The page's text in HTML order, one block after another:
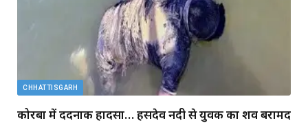
CHHATTISGARH
कोरबा में दर्दनाक हादसा… हसदेव नदी से युवक का शव बरामद